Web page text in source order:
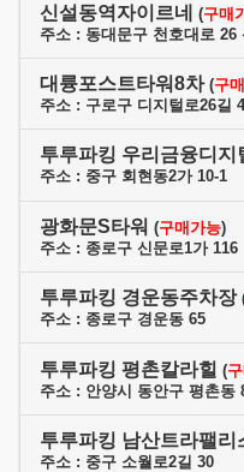
신설동역자이르네 (구매
주소 : 동대문구 천호대로 26
대륭포스트타워8차 (구
주소 : 구로구 디지털로26길
투루파킹 우리금융디지
주소 : 중구 회현동2가 10-1
광화문S타워 (구매가능)
주소 : 종로구 신문로1가 116
투루파킹 경운동주차장
주소 : 종로구 경운동 65
투루파킹 평촌칼라힐 (
주소 : 안양시 동안구 평촌동
투루파킹 남산트라팰리
주소 : 중구 소월로2길 30